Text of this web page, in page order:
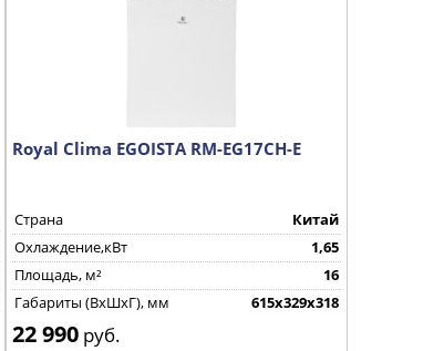
Royal Clima EGOISTA RM-EG17CH-E
Страна
Китай
Охлаждение,кВт
1,65
Площадь, м²
16
Габариты (ВхШхГ), мм
615х329х318
22 990 руб.